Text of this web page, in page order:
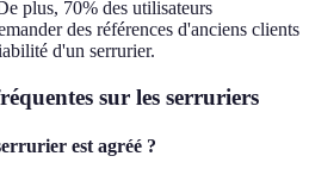
plus, 70% des utilisateurs
des références d'anciens clients
d'un serrurier.
sur les serruriers
est agréé ?